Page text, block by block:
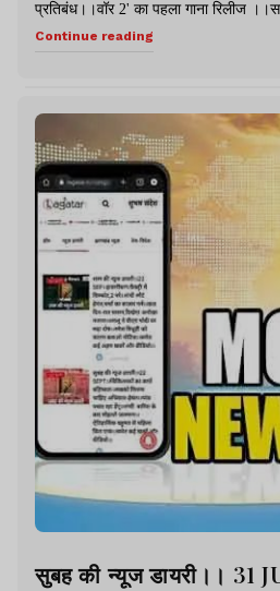
प्रतिबंध।।वॉर 2' का पहला गाना रिलीज
Continue reading
सुबह की न्यूज डायरी।। 31